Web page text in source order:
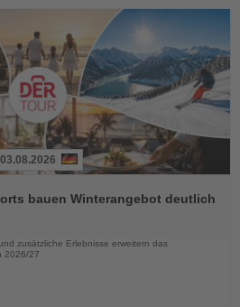
03.08.2026
bauen Winterangebot deutlich
zusätzliche Erlebnisse erweitern das
2026/27